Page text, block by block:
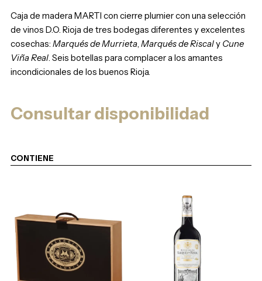
Caja de madera MARTI con cierre plumier con una selección
de vinos D.O. Rioja de tres bodegas diferentes y excelentes
cosechas: Marqués de Murrieta, Marqués de Riscaly Cune
Viña Real. Seis botellas para complacer a los amantes
incondicionales de los buenos Rioja.
Consultar disponibilidad
CONTIENE